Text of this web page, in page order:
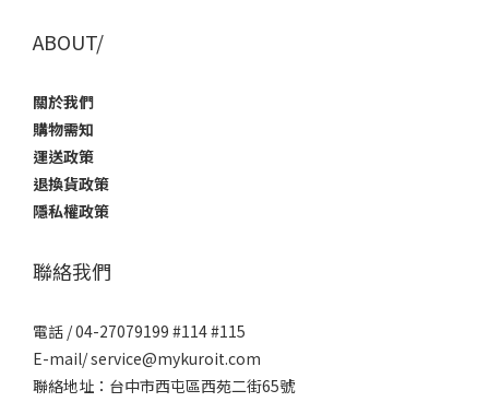
ABOUT/
關於我們
購物需知
運送政策
退換貨政策
隱私權政策
聯絡我們
電話 / 04-27079199 #114 #115
E-mail/ service@mykuroit.com
聯絡地址：台中市西屯區西苑二街65號